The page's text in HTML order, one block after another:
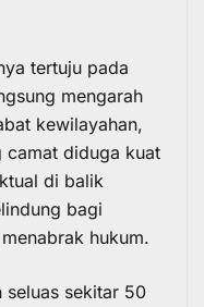
tertuju pada
mengarah
kewilayahan,
camat diduga kuat
di balik
bagi
hukum.
seluas sekitar 50